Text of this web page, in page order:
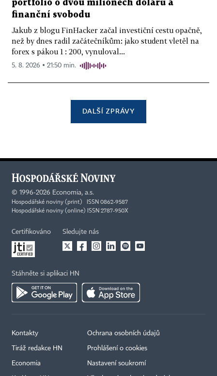
portfolio o dvou milionech dolarů a
finanční svobodu
Jakub z blogu FinHacker začal investiční cestu opačně,
než by dnes radil začátečníkům: jako student vletěl na
forex s pákou 1 : 200, vynuloval...
5. 8. 2026 ▪ 21:50 min.
DALŠÍ ZPRÁVY
© 1996-2026 Economia, a.s.
Hospodářské noviny (print) ISSN 0862-9587
Hospodářské noviny (online) ISSN 2787-950X
Certifikováno Sledujte nás
Stáhněte si aplikaci HN
Kontakty
Tiráž redakce HN
Economia
Ochrana osobních údajů
Prohlášení o cookies
Nastavení soukromí